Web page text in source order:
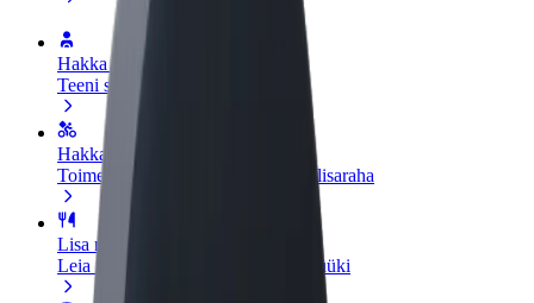
Hakka juhiks
Teeni siis, kui sulle sobib
Hakka kulleriks
Toimeta tellimused kohale ja teeni lisaraha
Lisa restoran või pood
Leia rohkem kliente ja suurenda müüki